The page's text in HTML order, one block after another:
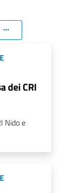
dei CRI
Nido e